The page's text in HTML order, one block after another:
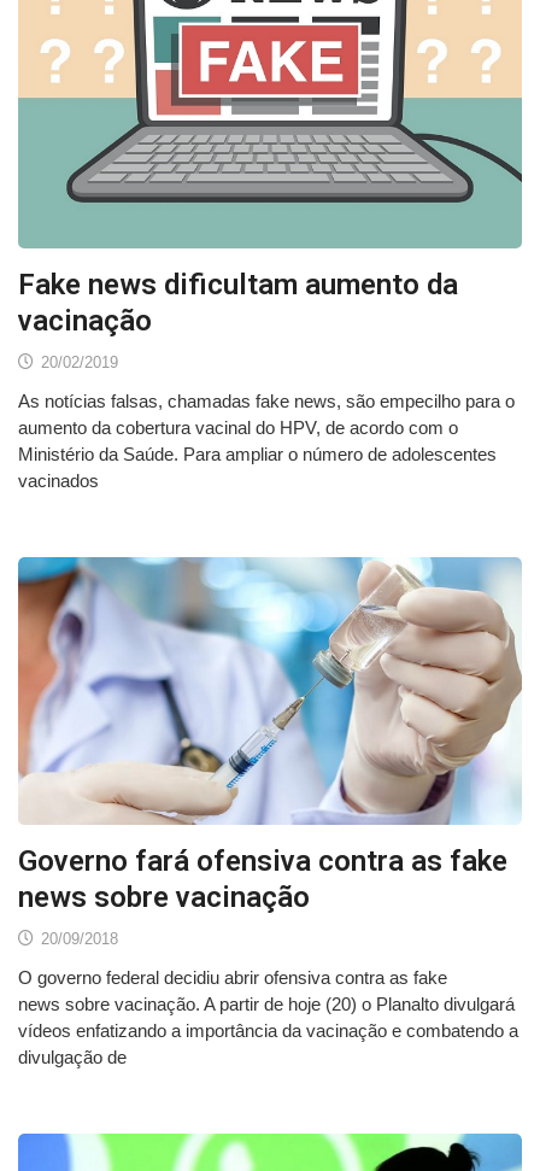
Fake news dificultam aumento da
vacinação
20/02/2019
As notícias falsas, chamadas fake news, são empecilho para o
aumento da cobertura vacinal do HPV, de acordo com o
Ministério da Saúde. Para ampliar o número de adolescentes
vacinados
Governo fará ofensiva contra as fake
news sobre vacinação
20/09/2018
O governo federal decidiu abrir ofensiva contra as fake
news sobre vacinação. A partir de hoje (20) o Planalto divulgará
vídeos enfatizando a importância da vacinação e combatendo a
divulgação de